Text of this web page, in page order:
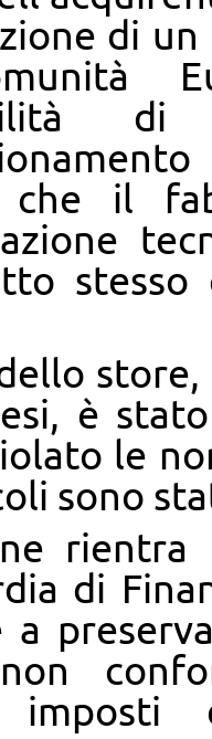
di
che il
stesso
è
le
sono
di
a